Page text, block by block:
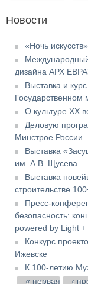
Новости
«Ночь
Международный
дизайна АРХ
Выставка и
Государственном
О культуре XX
Деловую
Минстрое России
Выставка
им. А.В. Щусева
Выставка
строительстве
Пресс-
безопасность:
powered by Light
Конкурс
Ижевске
К 100-летию
Страницы
« первая ‹